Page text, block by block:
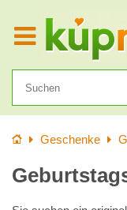
StartseiteGeschenke